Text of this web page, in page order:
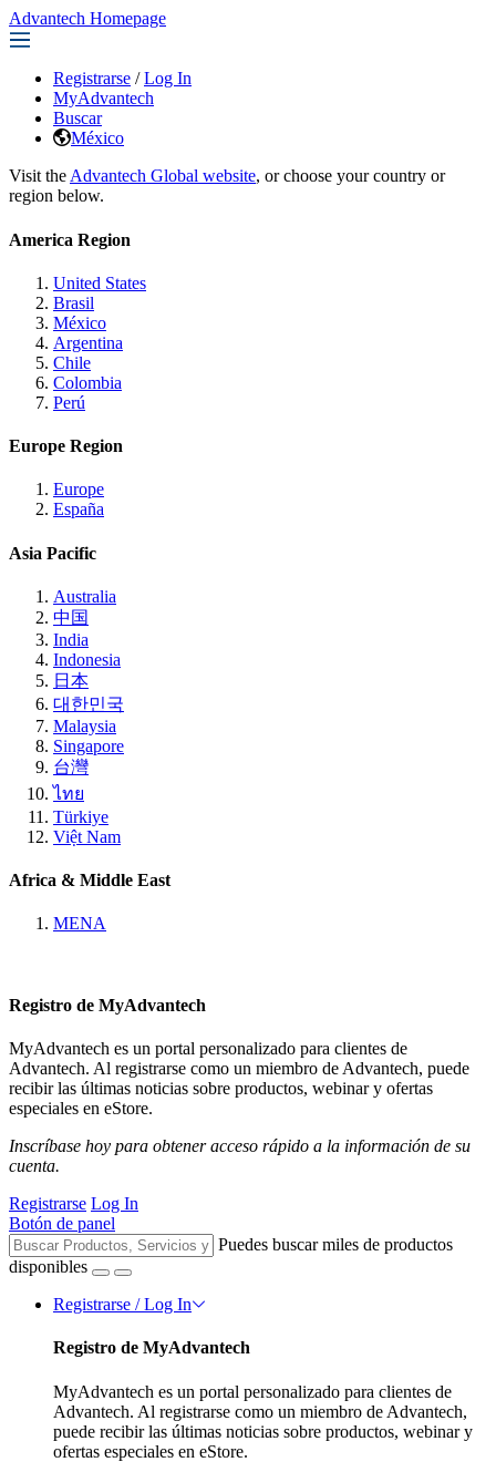
Advantech Homepage
Registrarse / Log In
MyAdvantech
Buscar
México
Visit the Advantech Global website, or choose your country or
region below.
America Region
United States
Brasil
México
Argentina
Chile
Colombia
Perú
Europe Region
Europe
España
Asia Pacific
Australia
中国
India
Indonesia
日本
대한민국
Malaysia
Singapore
台灣
ไทย
Türkiye
Việt Nam
Africa & Middle East
MENA
Registro de MyAdvantech
MyAdvantech es un portal personalizado para clientes de
Advantech. Al registrarse como un miembro de Advantech, puede
recibir las últimas noticias sobre productos, webinar y ofertas
especiales en eStore.
Inscríbase hoy para obtener acceso rápido a la información de su
cuenta.
Registrarse Log In
Botón de panel
Puedes buscar miles de productos
disponibles
Registrarse / Log In
Registro de MyAdvantech
MyAdvantech es un portal personalizado para clientes de
Advantech. Al registrarse como un miembro de Advantech,
puede recibir las últimas noticias sobre productos, webinar y
ofertas especiales en eStore.